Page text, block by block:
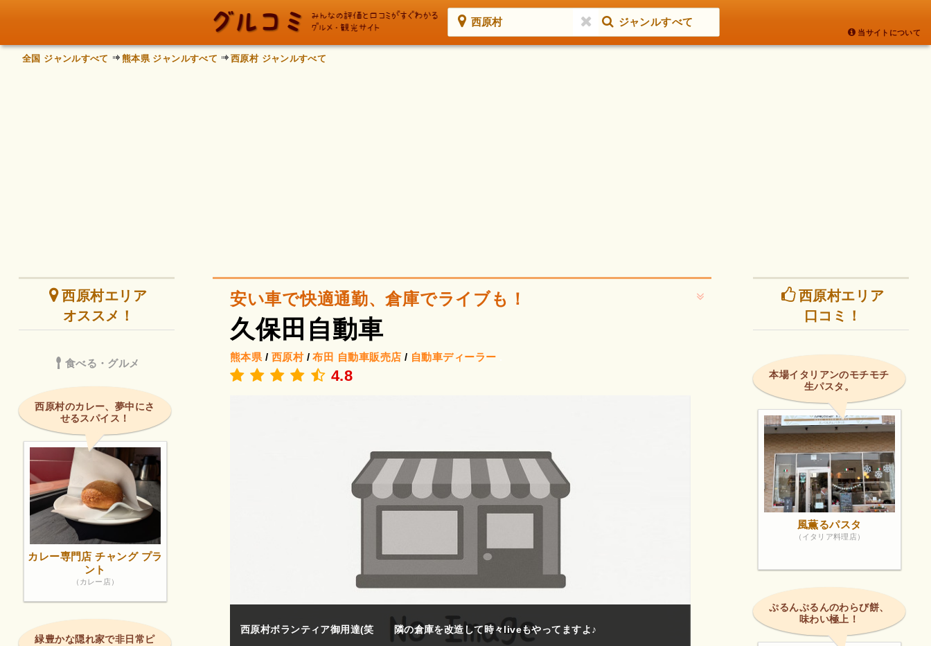
西原村 ジャンルすべて
当サイトについて
全国 ジャンルすべて 熊本県 ジャンルすべて 西原村 ジャンルすべて
安い車で快適通勤、倉庫でライブも！
久保田自動車
熊本県 / 西原村/布田 自動車販売店 / 自動車ディーラー
4.8
て時々liveもやってますよ♪ 良心的で安いし感じもいいですよ是非、行ってみてください。 良心的で安いし感じもいいですよ 是非、行ってみ
西原村エリア
オススメ！
食べる・グルメ
西原村のカレー、夢中にさ
せるスパイス！
カレー専門店 チャング プラ
ント
（カレー店）
緑豊かな隠れ家で非日常ピ
西原村エリア
口コミ！
本場イタリアンのモチモチ
生パスタ。
風薫るパスタ
（イタリア料理店）
ぷるんぷるんのわらび餅、
味わい極上！